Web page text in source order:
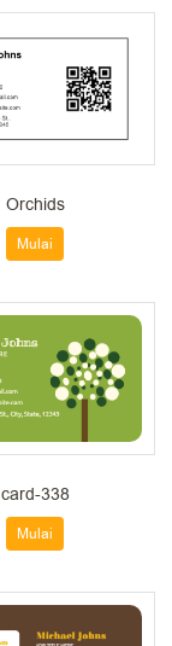
Orchids
Mulai
card-338
Mulai